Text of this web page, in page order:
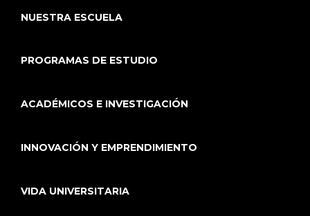
NUESTRA ESCUELA
PROGRAMAS DE ESTUDIO
ACADÉMICOS E INVESTIGACIÓN
INNOVACIÓN Y EMPRENDIMIENTO
VIDA UNIVERSITARIA